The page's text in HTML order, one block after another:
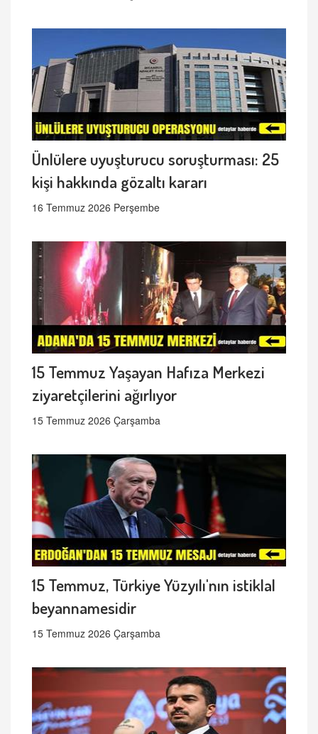
Ünlülere uyuşturucu soruşturması: 25
kişi hakkında gözaltı kararı
16 Temmuz 2026 Perşembe
15 Temmuz Yaşayan Hafıza Merkezi
ziyaretçilerini ağırlıyor
15 Temmuz 2026 Çarşamba
15 Temmuz, Türkiye Yüzyılı'nın istiklal
beyannamesidir
15 Temmuz 2026 Çarşamba